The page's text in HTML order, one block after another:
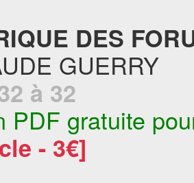
DES
GUERRY
à 32
PDF gratuite
- 3€]